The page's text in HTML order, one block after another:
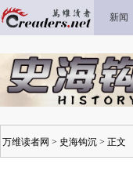
新闻
万维读者网 > 史海钩沉 > 正文